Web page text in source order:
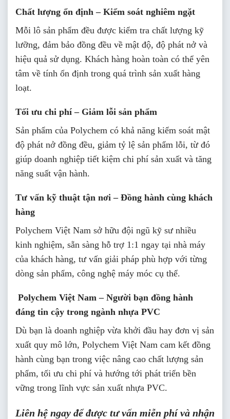
Chất lượng ổn định – Kiểm soát nghiêm ngặt
Mỗi lô sản phẩm đều được kiểm tra chất lượng kỹ
lưỡng, đảm bảo đồng đều về mật độ, độ phát nở và
hiệu quả sử dụng. Khách hàng hoàn toàn có thể yên
tâm về tính ổn định trong quá trình sản xuất hàng
loạt.
Tối ưu chi phí – Giảm lỗi sản phẩm
Sản phẩm của Polychem có khả năng kiểm soát mật
độ phát nở đồng đều, giảm tỷ lệ sản phẩm lỗi, từ đó
giúp doanh nghiệp tiết kiệm chi phí sản xuất và tăng
năng suất vận hành.
Tư vấn kỹ thuật tận nơi – Đồng hành cùng khách
hàng
Polychem Việt Nam sở hữu đội ngũ kỹ sư nhiều
kinh nghiệm, sẵn sàng hỗ trợ 1:1 ngay tại nhà máy
của khách hàng, tư vấn giải pháp phù hợp với từng
dòng sản phẩm, công nghệ máy móc cụ thể.
Polychem Việt Nam – Người bạn đồng hành
đáng tin cậy trong ngành nhựa PVC
Dù bạn là doanh nghiệp vừa khởi đầu hay đơn vị sản
xuất quy mô lớn, Polychem Việt Nam cam kết đồng
hành cùng bạn trong việc nâng cao chất lượng sản
phẩm, tối ưu chi phí và hướng tới phát triển bền
vững trong lĩnh vực sản xuất nhựa PVC.
Liên hệ ngay để được tư vấn miễn phí và nhận